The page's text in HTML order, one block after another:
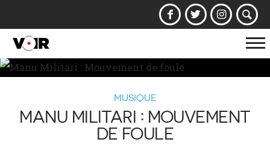
la
MUSIQUE
MANU MILITARI : MOUVEMENT
DE FOULE